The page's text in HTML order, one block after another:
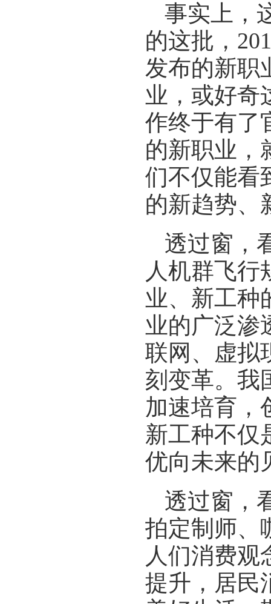
事实上，
的这批，
发布的新职
业，或好奇
作终于有了
的新职业，
们不仅能看
的新趋势、
透过窗，
人机群飞行
业、新工种
业的广泛渗
联网、虚拟
刻变革。我
加速培育，
新工种不仅
优向未来的
透过窗，
拍定制师、
人们消费观
提升，居民